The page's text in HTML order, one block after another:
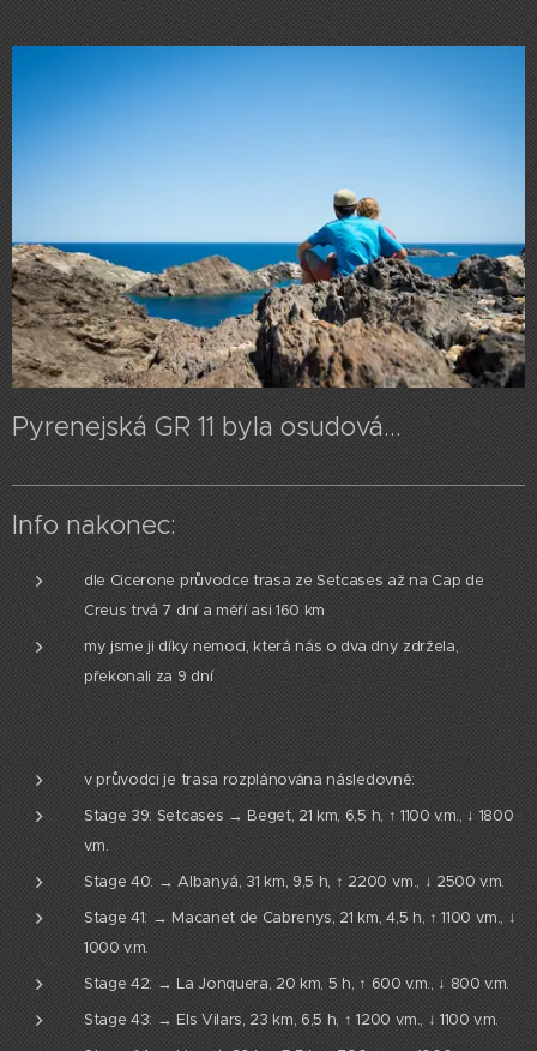
Pyrenejská GR 11 byla osudová...
Info nakonec:
dle Cicerone průvodce trasa ze Setcases až na Cap de
Creus trvá 7 dní a měří asi 160 km
my jsme ji díky nemoci, která nás o dva dny zdržela,
překonali za 9 dní
v průvodci je trasa rozplánována následovně:
Stage 39: Setcases → Beget, 21 km, 6,5 h, ↑ 1100 v.m., ↓ 1800
v.m.
Stage 40: → Albanyá, 31 km, 9,5 h, ↑ 2200 v.m., ↓ 2500 v.m.
Stage 41: → Macanet de Cabrenys, 21 km, 4,5 h, ↑ 1100 v.m., ↓
1000 v.m.
Stage 42: → La Jonquera, 20 km, 5 h, ↑ 600 v.m., ↓ 800 v.m.
Stage 43: → Els Vilars, 23 km, 6,5 h, ↑ 1200 v.m., ↓ 1100 v.m.